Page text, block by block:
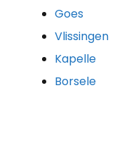
Goes
Vlissingen
Kapelle
Borsele